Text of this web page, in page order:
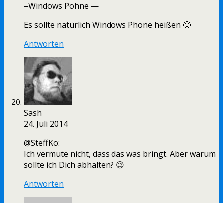
–Windows Pohne —
Es sollte natürlich Windows Phone heißen 🙂
Antworten
Sash
24. Juli 2014
@SteffKo:
Ich vermute nicht, dass das was bringt. Aber warum
sollte ich Dich abhalten? 😉
Antworten